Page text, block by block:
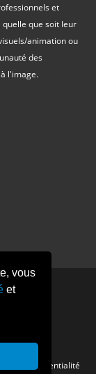
vous
et
et
quelle que soit leur
animation ou
des
l'image.
de confidentialité